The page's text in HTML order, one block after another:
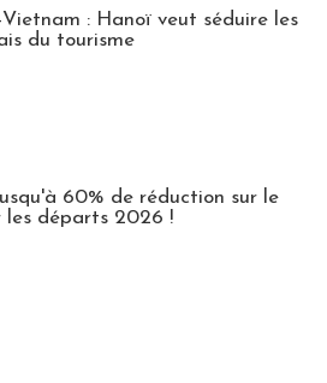
: Hanoï veut séduire les
du tourisme
60% de réduction sur le
les départs 2026 !